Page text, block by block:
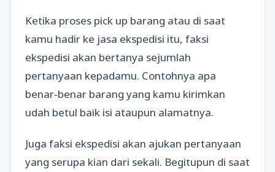
Ketika proses pick up barang atau di saat
kamu hadir ke jasa ekspedisi itu, faksi
ekspedisi akan bertanya sejumlah
pertanyaan kepadamu. Contohnya apa
benar-benar barang yang kamu kirimkan
udah betul baik isi ataupun alamatnya.
Juga faksi ekspedisi akan ajukan pertanyaan
yang serupa kian dari sekali. Begitupun di saat